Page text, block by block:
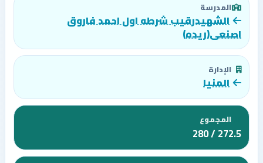
المدرسة
الشهيدرقيب شرطه اول احمد فاروق
اصنعى(ريده)
الإدارة
المنيا
المجموع
272.5 / 280